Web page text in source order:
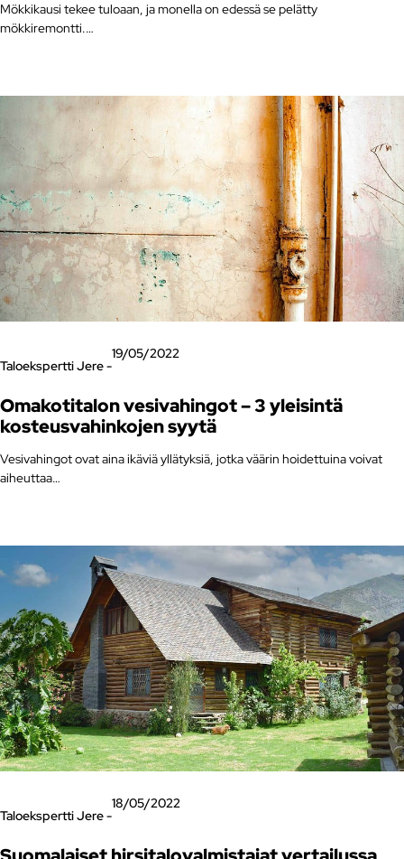
Mökkikausi tekee tuloaan, ja monella on edessä se pelätty
mökkiremontti.…
Taloekspertti Jere -
19/05/2022
Omakotitalon vesivahingot – 3 yleisintä
kosteusvahinkojen syytä
Vesivahingot ovat aina ikäviä yllätyksiä, jotka väärin hoidettuina voivat
aiheuttaa…
Taloekspertti Jere -
18/05/2022